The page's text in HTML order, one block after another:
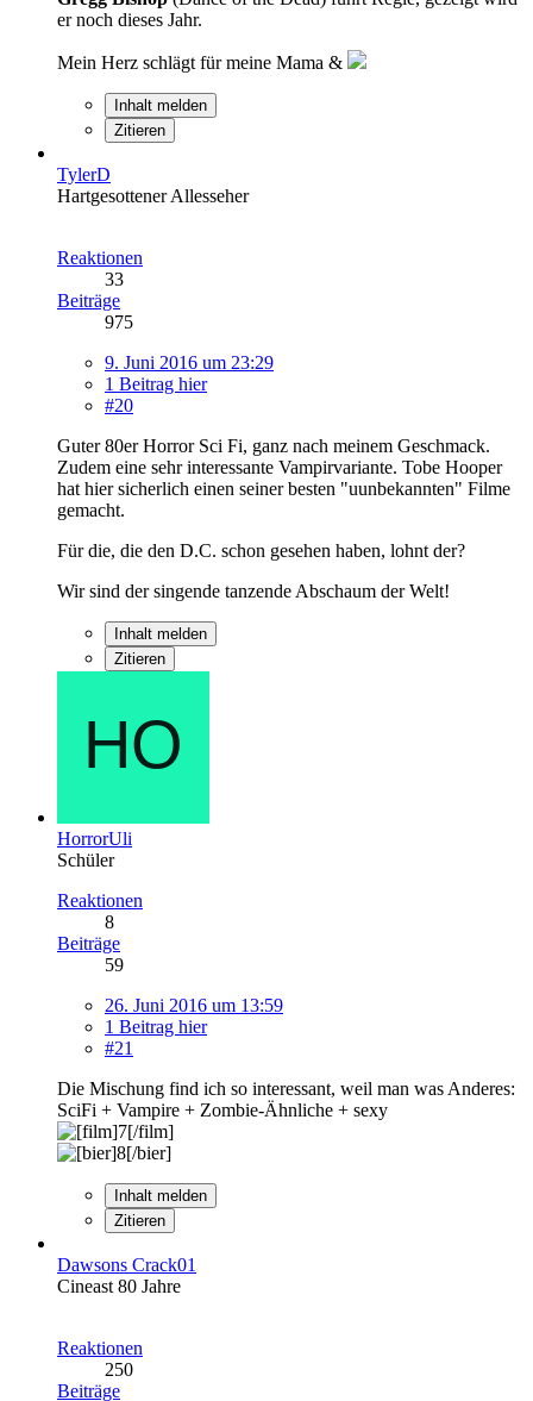
er noch dieses Jahr.
Mein Herz schlägt für meine Mama &
Inhalt melden
Zitieren
TylerD
Hartgesottener Allesseher
Reaktionen
33
Beiträge
975
9. Juni 2016 um 23:29
1 Beitrag hier
#20
Guter 80er Horror Sci Fi, ganz nach meinem Geschmack.
Zudem eine sehr interessante Vampirvariante. Tobe Hooper
hat hier sicherlich einen seiner besten "uunbekannten" Filme
gemacht.
Für die, die den D.C. schon gesehen haben, lohnt der?
Wir sind der singende tanzende Abschaum der Welt!
Inhalt melden
Zitieren
HorrorUli
Schüler
Reaktionen
8
Beiträge
59
26. Juni 2016 um 13:59
1 Beitrag hier
#21
Die Mischung find ich so interessant, weil man was Anderes:
SciFi + Vampire + Zombie-Ähnliche + sexy
Inhalt melden
Zitieren
Dawsons Crack01
Cineast 80 Jahre
Reaktionen
250
Beiträge